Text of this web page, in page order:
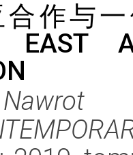
作与一
Nawrot